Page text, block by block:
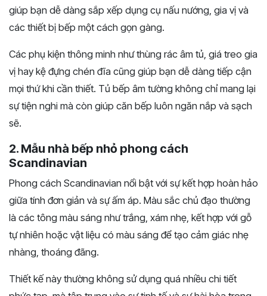
giúp bạn dễ dàng sắp xếp dụng cụ nấu nướng, gia vị và
các thiết bị bếp một cách gọn gàng.
Các phụ kiện thông minh như thùng rác âm tủ, giá treo gia
vị hay kệ đựng chén đĩa cũng giúp bạn dễ dàng tiếp cận
mọi thứ khi cần thiết. Tủ bếp âm tường không chỉ mang lại
sự tiện nghi mà còn giúp căn bếp luôn ngăn nắp và sạch
sẽ.
2. Mẫu nhà bếp nhỏ phong cách
Scandinavian
Phong cách Scandinavian nổi bật với sự kết hợp hoàn hảo
giữa tính đơn giản và sự ấm áp. Màu sắc chủ đạo thường
là các tông màu sáng như trắng, xám nhẹ, kết hợp với gỗ
tự nhiên hoặc vật liệu có màu sáng để tạo cảm giác nhẹ
nhàng, thoáng đãng.
Thiết kế này thường không sử dụng quá nhiều chi tiết